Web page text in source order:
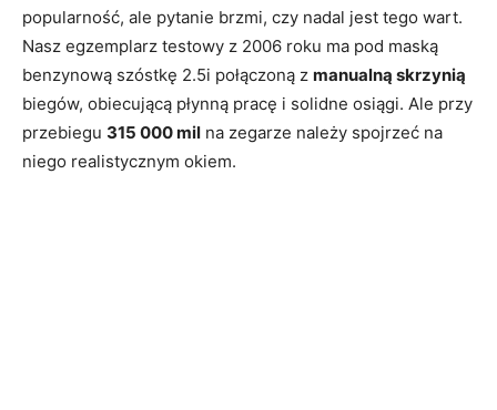
popularność, ale pytanie brzmi, czy nadal jest tego wart.
Nasz egzemplarz testowy z 2006 roku ma pod maską
benzynową szóstkę 2.5i połączoną z manualną skrzynią
biegów, obiecującą płynną pracę i solidne osiągi. Ale przy
przebiegu 315 000 mil na zegarze należy spojrzeć na
niego realistycznym okiem.